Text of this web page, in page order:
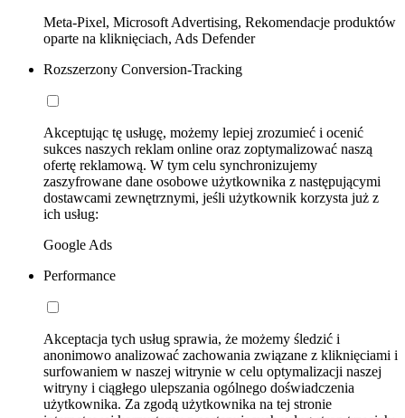
Meta-Pixel, Microsoft Advertising, Rekomendacje produktów
oparte na kliknięciach, Ads Defender
Rozszerzony Conversion-Tracking
Akceptując tę usługę, możemy lepiej zrozumieć i ocenić
sukces naszych reklam online oraz zoptymalizować naszą
ofertę reklamową. W tym celu synchronizujemy
zaszyfrowane dane osobowe użytkownika z następującymi
dostawcami zewnętrznymi, jeśli użytkownik korzysta już z
ich usług:
Google Ads
Performance
Akceptacja tych usług sprawia, że możemy śledzić i
anonimowo analizować zachowania związane z kliknięciami i
surfowaniem w naszej witrynie w celu optymalizacji naszej
witryny i ciągłego ulepszania ogólnego doświadczenia
użytkownika. Za zgodą użytkownika na tej stronie